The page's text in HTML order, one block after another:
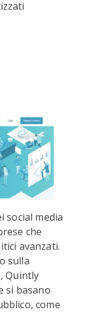
social media
che
avanzati.
sulla
Quintly
si basano
come